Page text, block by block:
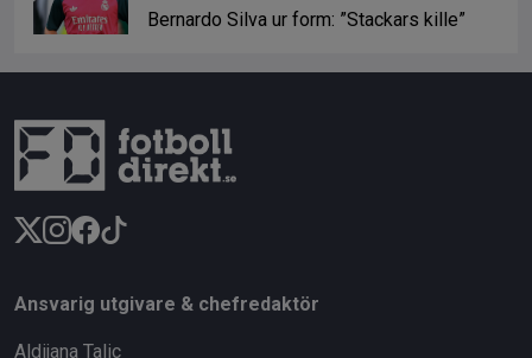
Bernardo Silva ur form: ”Stackars kille”
Ansvarig utgivare & chefredaktör
Aldijana Talic